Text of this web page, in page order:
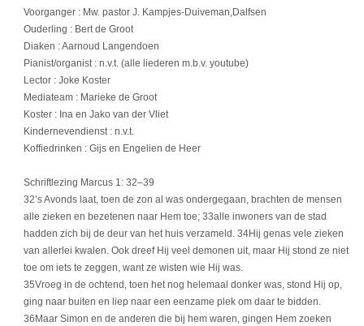
Voorganger : Mw. pastor J. Kampjes-Duiveman,Dalfsen
Ouderling : Bert de Groot
Diaken : Aarnoud Langendoen
Pianist/organist : n.v.t. (alle liederen m.b.v. youtube)
Lector : Joke Koster
Mediateam : Marieke de Groot
Koster : Ina en Jako van der Vliet
Kindernevendienst : n.v.t.
Koffiedrinken : Gijs en Engelien de Heer
Schriftlezing Marcus 1: 32–39
32’s Avonds laat, toen de zon al was ondergegaan, brachten de mensen
alle zieken en bezetenen naar Hem toe; 33alle inwoners van de stad
hadden zich bij de deur van het huis verzameld. 34Hij genas vele zieken
van allerlei kwalen. Ook dreef Hij veel demonen uit, maar Hij stond ze niet
toe om iets te zeggen, want ze wisten wie Hij was.
35Vroeg in de ochtend, toen het nog helemaal donker was, stond Hij op,
ging naar buiten en liep naar een eenzame plek om daar te bidden.
36Maar Simon en de anderen die bij hem waren, gingen Hem zoeken